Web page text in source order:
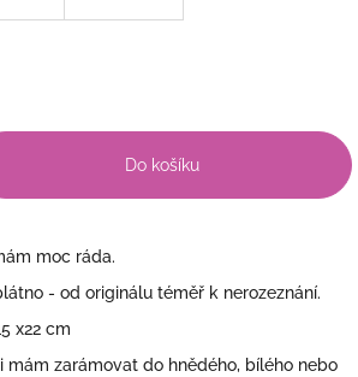
Do košíku
moc ráda.
- od originálu téměř k nerozeznání.
x22 cm
zarámovat do hnědého, bílého nebo